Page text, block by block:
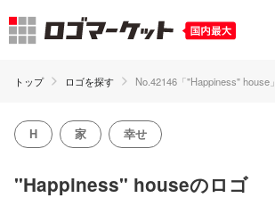
トップ ロゴを探す No.42146「"Happiness" house」
H 家 幸せ
"Happiness" houseのロゴ